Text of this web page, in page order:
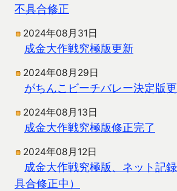
不具合修正
2024年08月31日
成金大作戦究極版更新
2024年08月29日
がちんこビーチバレー決定版
2024年08月13日
成金大作戦究極版修正完了
2024年08月12日
成金大作戦究極版、ネット記
具合修正中）